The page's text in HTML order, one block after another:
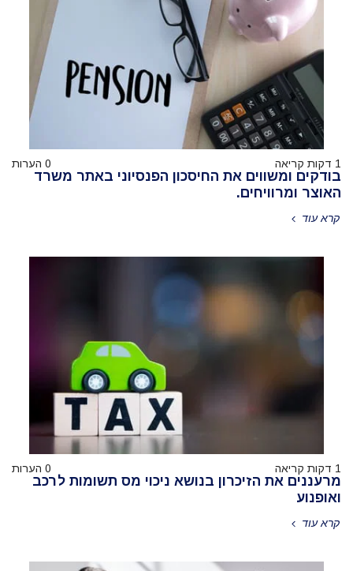
1 דקות קריאה 0 הערות
בודקים ומשווים את החיסכון הפנסיוני באתר משרד
האוצר ומרוויחים.
קרא עוד
1 דקות קריאה 0 הערות
מרעננים את הזיכרון בנושא ניכוי מס תשומות לרכב
ואופנוע
קרא עוד